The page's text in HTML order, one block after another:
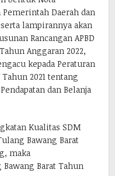
Pemerintah Daerah dan
lampirannya akan
Rancangan APBD
Anggaran 2022,
kepada Peraturan
2021 tentang
dan Belanja
Kualitas SDM
Bawang Barat
maka
Barat Tahun